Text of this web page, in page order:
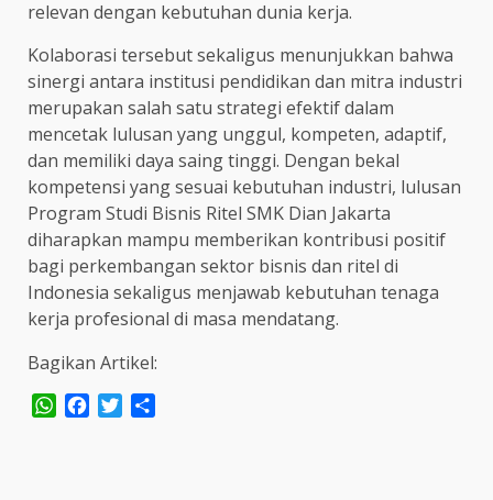
relevan dengan kebutuhan dunia kerja.
Kolaborasi tersebut sekaligus menunjukkan bahwa
sinergi antara institusi pendidikan dan mitra industri
merupakan salah satu strategi efektif dalam
mencetak lulusan yang unggul, kompeten, adaptif,
dan memiliki daya saing tinggi. Dengan bekal
kompetensi yang sesuai kebutuhan industri, lulusan
Program Studi Bisnis Ritel SMK Dian Jakarta
diharapkan mampu memberikan kontribusi positif
bagi perkembangan sektor bisnis dan ritel di
Indonesia sekaligus menjawab kebutuhan tenaga
kerja profesional di masa mendatang.
Bagikan Artikel:
WhatsApp
Facebook
Twitter